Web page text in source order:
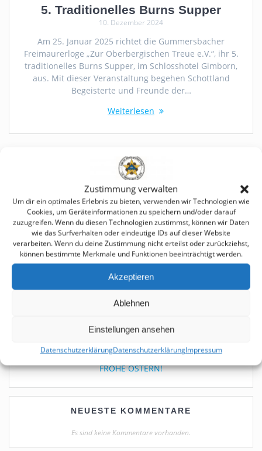
Zustimmung verwalten
Um dir ein optimales Erlebnis zu bieten, verwenden wir Technologien wie
Cookies, um Geräteinformationen zu speichern und/oder darauf
zuzugreifen. Wenn du diesen Technologien zustimmst, können wir Daten
wie das Surfverhalten oder eindeutige IDs auf dieser Website
verarbeiten. Wenn du deine Zustimmung nicht erteilst oder zurückziehst,
können bestimmte Merkmale und Funktionen beeinträchtigt werden.
Akzeptieren
Ablehnen
Einstellungen ansehen
DatenschutzerklärungDatenschutzerklärungImpressum
5. Traditionelles Burns Supper
10. Dezember 2024
Am 25. Januar 2025 richtet die Gummersbacher
Freimaurerloge „Zur Oberbergischen Treue e.V.“, ihr 5.
traditionelles Burns Supper, im Schlosshotel Gimborn,
aus. Mit dieser Veranstaltung begehen Schottland
Begeisterte und Freunde der…
Weiterlesen
NEUESTE BEITRÄGE
Sommerstammtische am 29.07.2026 und 12.08.2026 im
Brauhaus Gummersbach
Workshop 2026-2027
Solstitium Aestivum – Summer Solstice
Gästeabend im Mai
FROHE OSTERN!
NEUESTE KOMMENTARE
Es sind keine Kommentare vorhanden.